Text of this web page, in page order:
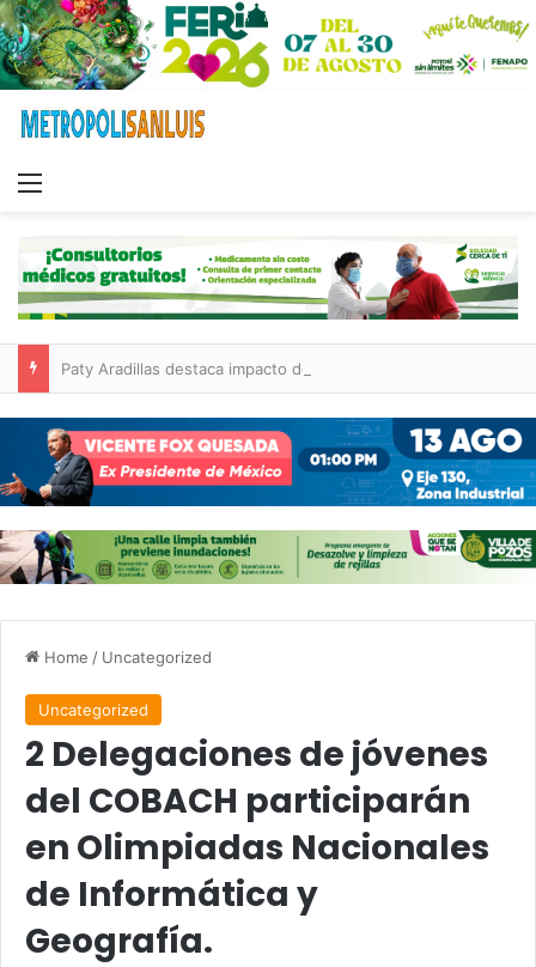
Home / Uncategorized
Uncategorized
2 Delegaciones de jóvenes
del COBACH participarán
en Olimpiadas Nacionales
de Informática y
Geografía.